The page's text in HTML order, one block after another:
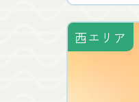
西エリア